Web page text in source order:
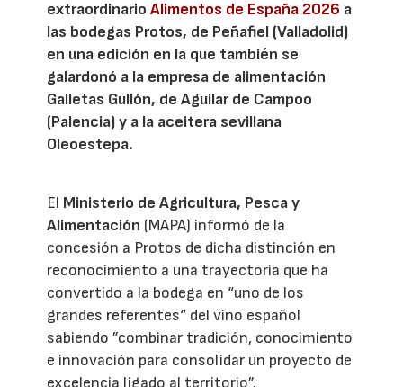
extraordinarioAlimentos de España 2026 a
las bodegas Protos, de Peñafiel (Valladolid)
en una edición en la que también se
galardonó a la empresa de alimentación
Galletas Gullón, de Aguilar de Campoo
(Palencia) y a la aceitera sevillana
Oleoestepa.
El Ministerio de Agricultura, Pesca y
Alimentación (MAPA) informó de la
concesión a Protos de dicha distinción en
reconocimiento a una trayectoria que ha
convertido a la bodega en “uno de los
grandes referentes“ del vino español
sabiendo ”combinar tradición, conocimiento
e innovación para consolidar un proyecto de
excelencia ligado al territorio”.